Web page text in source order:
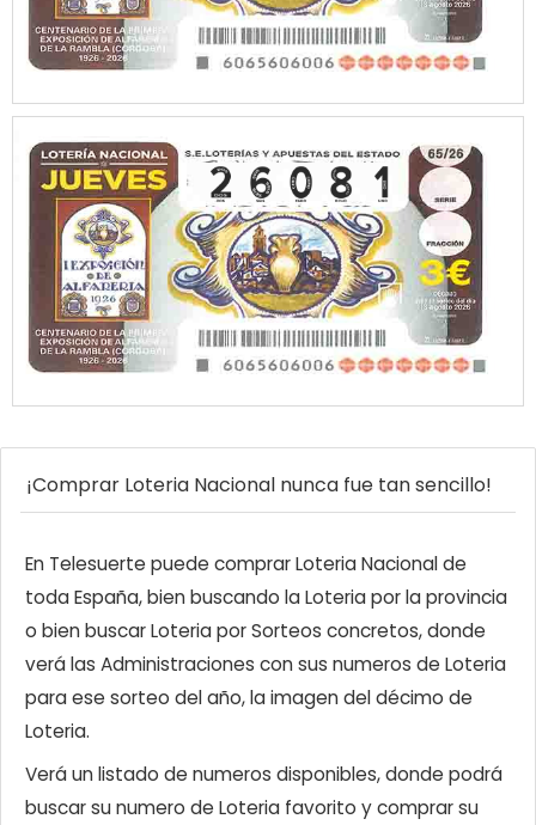
¡Comprar Loteria Nacional nunca fue tan sencillo!
En Telesuerte puede comprar Loteria Nacional de
toda España, bien buscando la Loteria por la provincia
o bien buscar Loteria por Sorteos concretos, donde
verá las Administraciones con sus numeros de Loteria
para ese sorteo del año, la imagen del décimo de
Loteria.
Verá un listado de numeros disponibles, donde podrá
buscar su numero de Loteria favorito y comprar su